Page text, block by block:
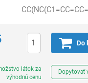
Do
látok za
výhodnú cenu
Dopytovať